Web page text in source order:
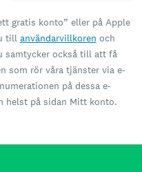
gratis konto” eller på Apple
till användarvillkoren och
samtycker också till att få
som rör våra tjänster via e-
på dessa e-
helst på sidan Mitt konto.